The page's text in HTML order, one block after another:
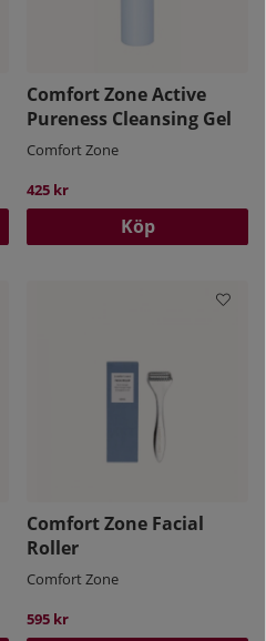
Comfort Zone Active
Pureness Cleansing Gel
Comfort Zone
425 kr
Köp
Comfort Zone Facial
Roller
Comfort Zone
595 kr